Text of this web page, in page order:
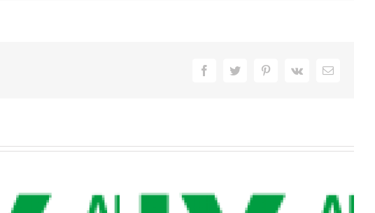
FacebookTwitterPinterest
Vk
E-